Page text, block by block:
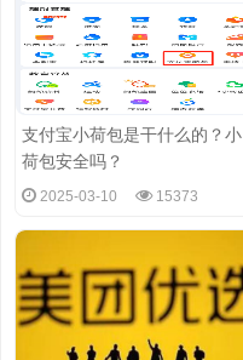
支付宝小荷包是干什么的？小
荷包安全吗？
2025-03-10 15373